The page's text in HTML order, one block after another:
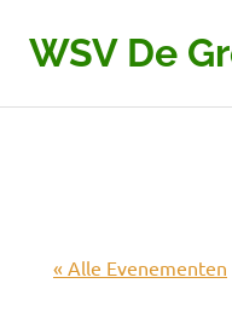
naar
inhoud
WSV De
« Alle Evenementen